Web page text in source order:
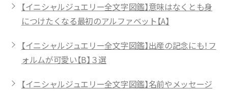
【イニシャルジュエリー全文字図鑑】意味はなくとも身
につけたくなる最初のアルファベット【A】
【イニシャルジュエリー全文字図鑑】出産の記念にも！フ
ォルムが可愛い【B】３選
【イニシャルジュエリー全文字図鑑】名前やメッセージ